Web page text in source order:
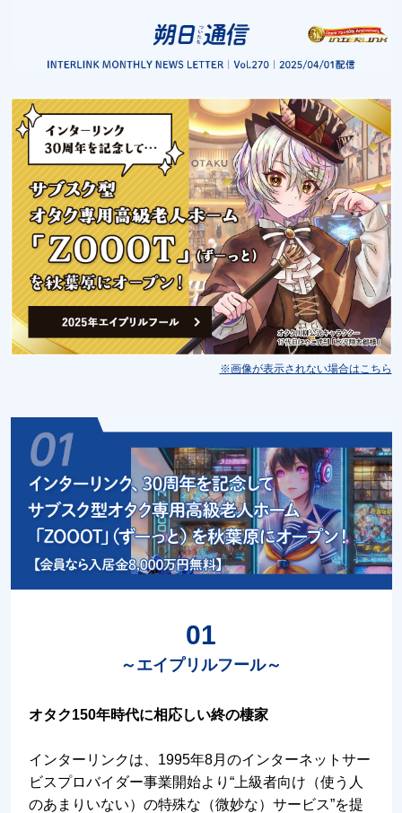
※画像が表示されない場合はこちら
01
～エイプリルフール～
オタク150年時代に相応しい終の棲家
インターリンクは、1995年8月のインターネットサー
ビスプロバイダー事業開始より“上級者向け（使う人
のあまりいない）の特殊な（微妙な）サービス”を提